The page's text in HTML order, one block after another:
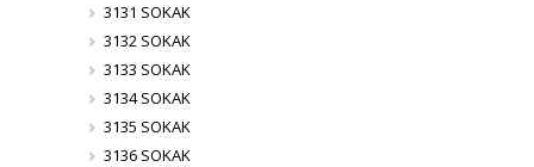
3131 SOKAK
3132 SOKAK
3133 SOKAK
3134 SOKAK
3135 SOKAK
3136 SOKAK